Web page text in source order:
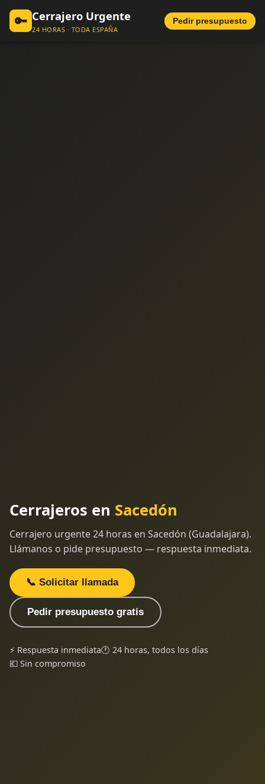
🔑 Cerrajero Urgente
24 HORAS · TODA ESPAÑA
Pedir presupuesto
Cerrajeros en Sacedón
Cerrajero urgente 24 horas en Sacedón (Guadalajara).
Llámanos o pide presupuesto — respuesta inmediata.
📞 Solicitar llamada
Pedir presupuesto gratis
⚡ Respuesta inmediata🕐 24 horas, todos los días
💶 Sin compromiso